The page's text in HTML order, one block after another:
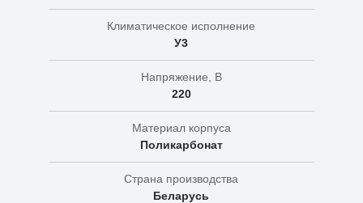
Климатическое исполнение
У3
Напряжение, В
220
Материал корпуса
Поликарбонат
Страна производства
Беларусь